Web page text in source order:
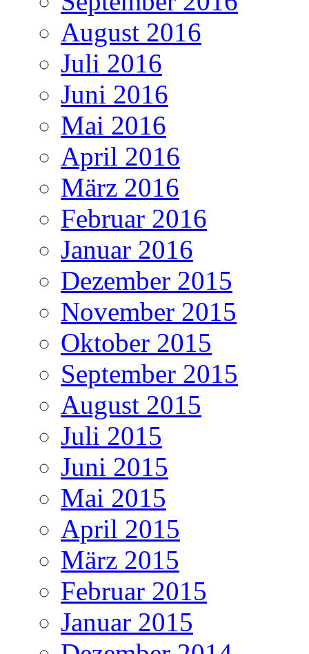
August 2016
Juli 2016
Juni 2016
Mai 2016
April 2016
März 2016
Februar 2016
Januar 2016
Dezember 2015
November 2015
Oktober 2015
September 2015
August 2015
Juli 2015
Juni 2015
Mai 2015
April 2015
März 2015
Februar 2015
Januar 2015